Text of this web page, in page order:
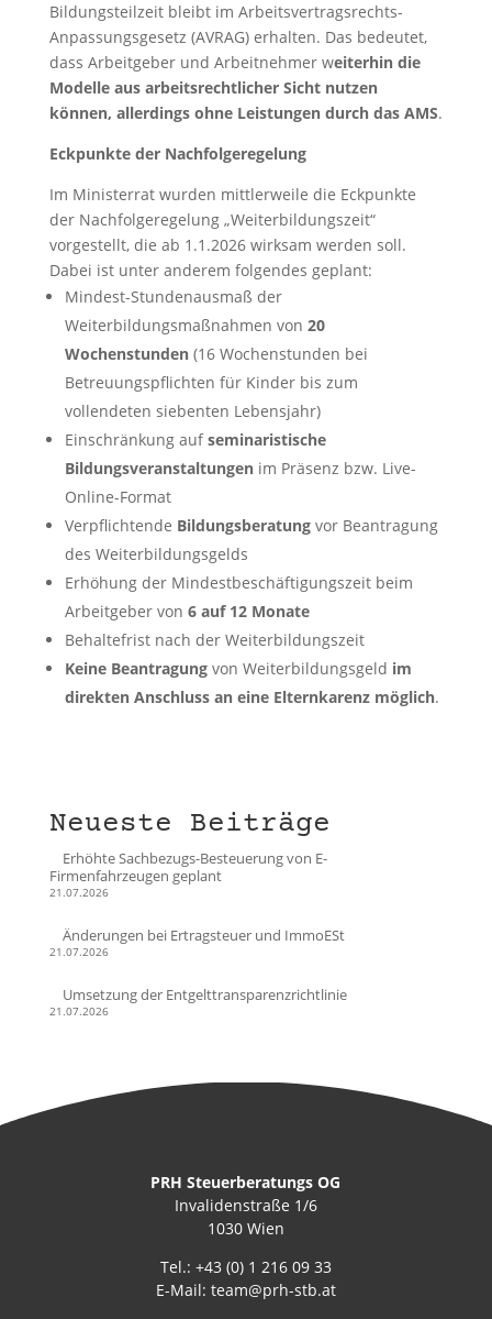
Bildungsteilzeit bleibt im Arbeitsvertragsrechts-
Anpassungsgesetz (AVRAG) erhalten. Das bedeutet,
dass Arbeitgeber und Arbeitnehmer weiterhin die
Modelle aus arbeitsrechtlicher Sicht nutzen
können, allerdings ohne Leistungen durch das AMS.
Eckpunkte der Nachfolgeregelung
Im Ministerrat wurden mittlerweile die Eckpunkte
der Nachfolgeregelung „Weiterbildungszeit“
vorgestellt, die ab 1.1.2026 wirksam werden soll.
Dabei ist unter anderem folgendes geplant:
Mindest-Stundenausmaß der
Weiterbildungsmaßnahmen von 20
Wochenstunden(16 Wochenstunden bei
Betreuungspflichten für Kinder bis zum
vollendeten siebenten Lebensjahr)
Einschränkung aufseminaristische
Bildungsveranstaltungenim Präsenz bzw. Live-
Online-Format
Verpflichtende Bildungsberatungvor Beantragung
des Weiterbildungsgelds
Erhöhung der Mindestbeschäftigungszeit beim
Arbeitgeber von 6 auf 12 Monate
Behaltefrist nach der Weiterbildungszeit
Keine Beantragungvon Weiterbildungsgeld im
direkten Anschluss an eine Elternkarenz möglich.
Neueste Beiträge
Erhöhte Sachbezugs-Besteuerung von E-
Firmenfahrzeugen geplant
21.07.2026
Änderungen bei Ertragsteuer und ImmoESt
21.07.2026
Umsetzung der Entgelttransparenzrichtlinie
21.07.2026
PRH Steuerberatungs OG
Invalidenstraße 1/6
1030 Wien
Tel.: +43 (0) 1 216 09 33
E-Mail: team@prh-stb.at